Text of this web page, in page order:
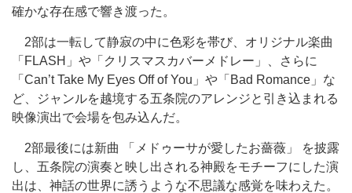
確かな存在感で響き渡った。
2部は一転して静寂の中に色彩を帯び、オリジナル楽曲
「FLASH」や「クリスマスカバーメドレー」、さらに
「Can’t Take My Eyes Off of You」や「Bad Romance」な
ど、ジャンルを越境する五条院のアレンジと引き込まれる
映像演出で会場を包み込んだ。
2部最後には新曲 「メドゥーサが愛したお薔薇」 を披露
し、五条院の演奏と映し出される神殿をモチーフにした演
出は、神話の世界に誘うような不思議な感覚を味わえた。